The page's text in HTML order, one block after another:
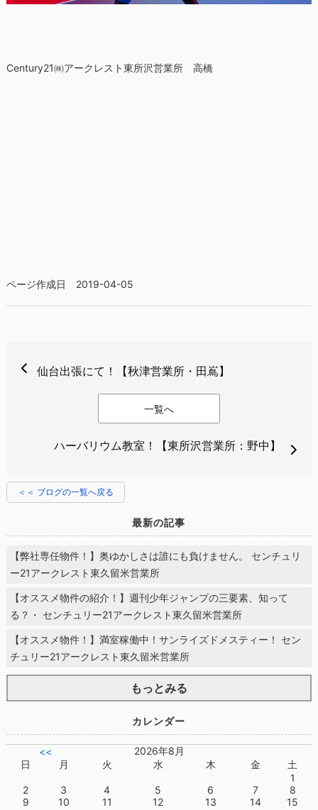
Century21㈱アークレスト東所沢営業所 高橋
ページ作成日 2019-04-05
仙台出張にて！【秋津営業所・田嶌】
一覧へ
ハーバリウム教室！【東所沢営業所：野中】
＜＜ ブログの一覧へ戻る
最新の記事
【弊社専任物件！】奥ゆかしさは誰にも負けません。 センチュリ
ー21アークレスト東久留米営業所
【オススメ物件の紹介！】週刊少年ジャンプの三要素、知って
る？・ センチュリー21アークレスト東久留米営業所
【オススメ物件！】満室稼働中！サンライズドメスティー！ セン
チュリー21アークレスト東久留米営業所
もっとみる
カレンダー
<<
2026年8月
日
月 火 水 木 金
土
1
2
3 4 5 6 7
8
9
10 11 12 13 14
15